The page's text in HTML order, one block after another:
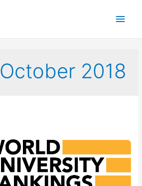
Main
October 2018